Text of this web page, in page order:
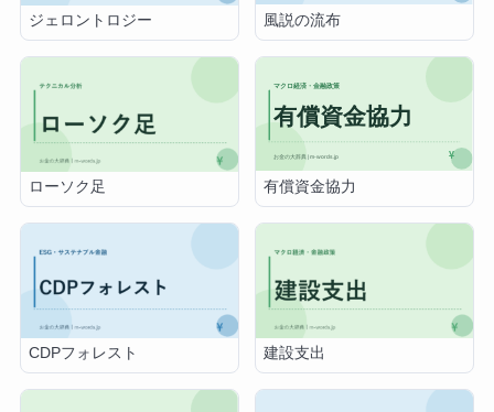
ジェロントロジー 風説の流布
ローソク足 有償資金協力
CDPフォレスト 建設支出